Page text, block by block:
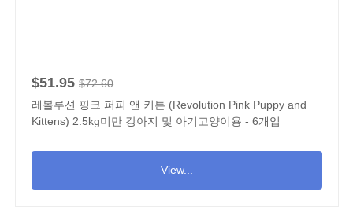
$51.95 $72.60
레볼루션 핑크 퍼피 앤 키튼 (Revolution Pink Puppy and
Kittens) 2.5kg미만 강아지 및 아기고양이용 - 6개입
View...